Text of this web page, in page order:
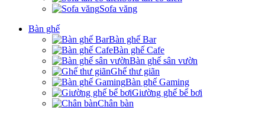
Sofa văng
Bàn ghế
Bàn ghế Bar
Bàn ghế Cafe
Bàn ghế sân vườn
Ghế thư giãn
Bàn ghế Gaming
Giường ghế bể bơi
Chân bàn